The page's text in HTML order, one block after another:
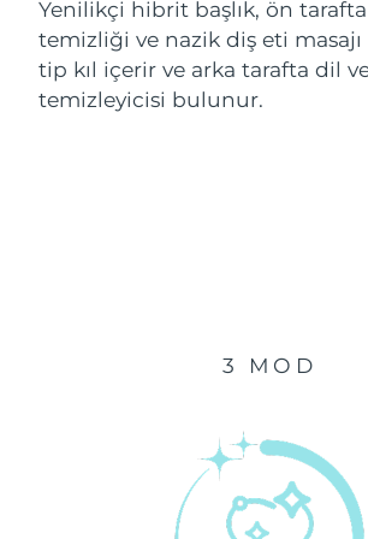
Yenilikçi hibrit başlık, ön
temizliği ve nazik diş eti
tip kıl içerir ve arka tarafta dil
temizleyicisi bulunur.
3 MOD
Çin Makao ÖİB Tahmini
Malezya
Tahmini
Tahmini